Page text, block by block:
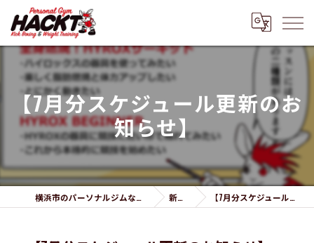
【7月分スケジュール更新のお
知らせ】
横浜市のパーソナルジムならPersonal Gym HACKT 新着情報 【7月分スケジュール更新のお知らせ】